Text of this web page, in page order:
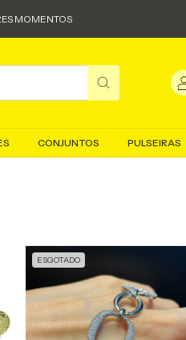
MOMENTOS
CONJUNTOS PULSEIRAS
ESGOTADO